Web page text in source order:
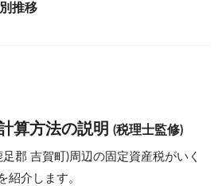
推移
算方法の説明 (税理士監修)
郡 吉賀町)周辺の固定資産税がいく
紹介します。